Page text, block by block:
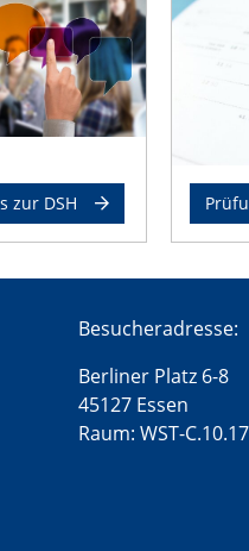
zur DSH
Besucheradresse:
Berliner Platz 6-8
45127 Essen
Raum: WST-C.10.17